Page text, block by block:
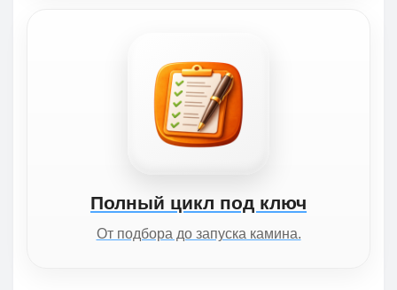
Полный цикл под ключ
От подбора до запуска камина.